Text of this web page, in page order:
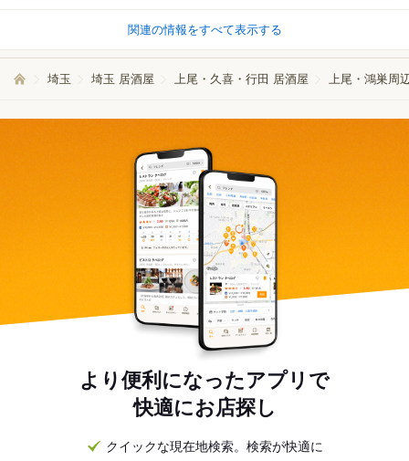
関連の情報をすべて表示する
埼玉 埼玉 居酒屋 上尾・久喜・行田 居酒屋 上尾・鴻巣周
より便利になったアプリで
快適にお店探し
クイックな現在地検索。検索が快適に